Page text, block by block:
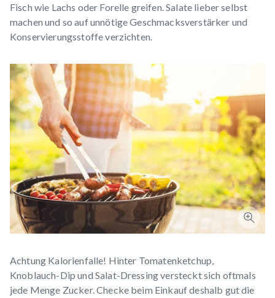
Fisch wie Lachs oder Forelle greifen. Salate lieber selbst
machen und so auf unnötige Geschmacksverstärker und
Konservierungsstoffe verzichten.
Achtung Kalorienfalle! Hinter Tomatenketchup,
Knoblauch-Dip und Salat-Dressing versteckt sich oftmals
jede Menge Zucker. Checke beim Einkauf deshalb gut die